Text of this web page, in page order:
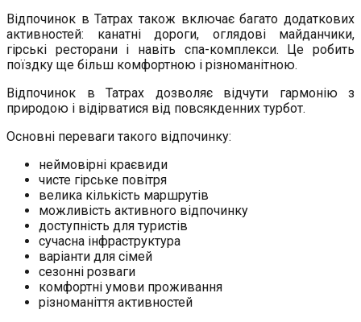
Відпочинок в Татрах також включає багато додаткових
активностей: канатні дороги, оглядові майданчики,
гірські ресторани і навіть спа-комплекси. Це робить
поїздку ще більш комфортною і різноманітною.
Відпочинок в Татрах дозволяє відчути гармонію з
природою і відірватися від повсякденних турбот.
Основні переваги такого відпочинку:
неймовірні краєвиди
чисте гірське повітря
велика кількість маршрутів
можливість активного відпочинку
доступність для туристів
сучасна інфраструктура
варіанти для сімей
сезонні розваги
комфортні умови проживання
різноманіття активностей